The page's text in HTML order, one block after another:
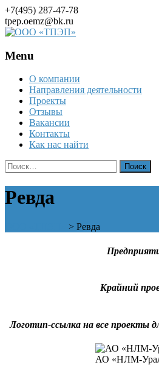
+7(495) 287-47-78
tpep.oemz@bk.ru
Menu
Skip
content
О компании
Направления деятельности
Проекты
Отзывы
Вакансии
Контакты
Как нас найти
Найти:
Ревда
> Ревда
Крайний
Логотип-ссылка на все проекты
АО «НЛМ-